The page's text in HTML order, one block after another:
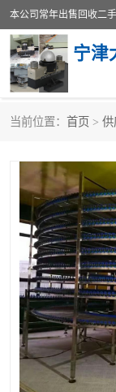
宁津
当前位置： 首页 > 供
地磅传感器
烘干机
装载机电子秤
半自动输送机
冷却塔
撕碎机